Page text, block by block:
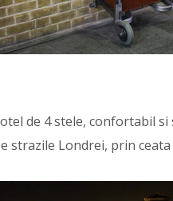
de 4 stele, confortabil si
strazile Londrei, prin ceata